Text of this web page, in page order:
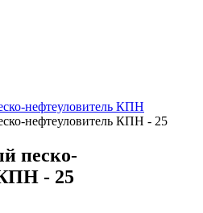
нефтеуловитель КПН
нефтеуловитель КПН - 25
песко-
- 25